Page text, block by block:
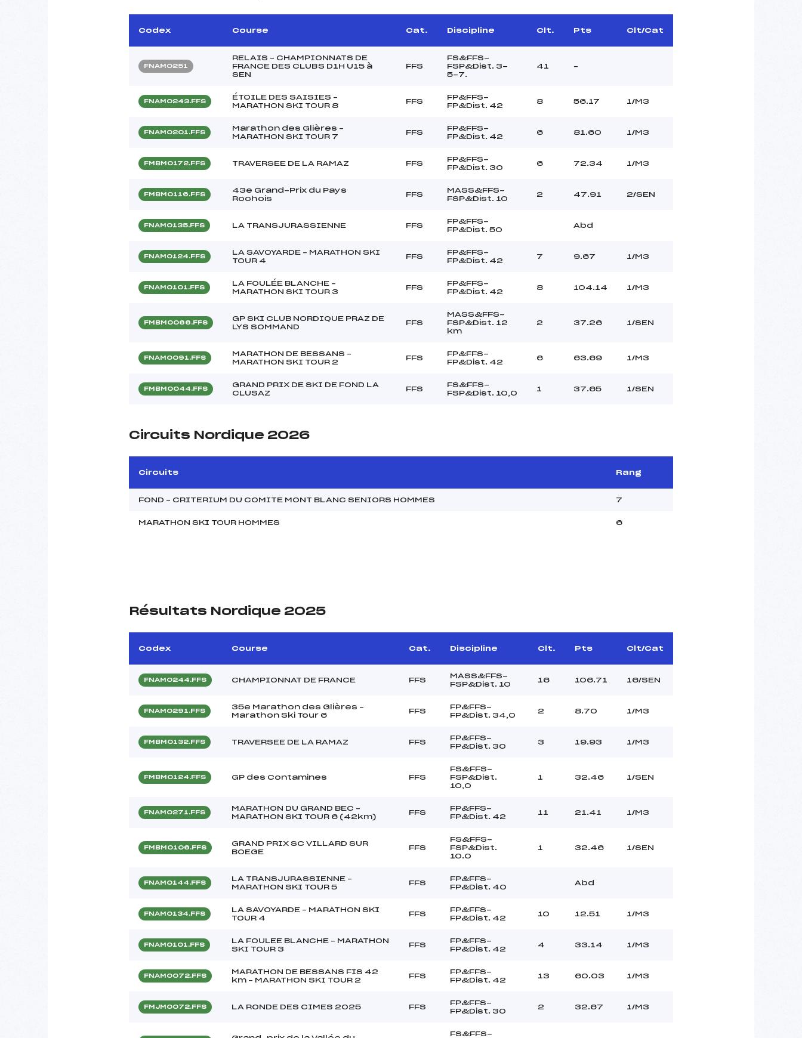
Codex Course Cat. Discipline Clt. Pts Clt/Cat
FNAM0251
RELAIS – CHAMPIONNATS DE
FRANCE DES CLUBS D1H U15 à
SEN
FFS
FS&FFS-
FSP&Dist. 3-
5-7.
41 –
FNAM0243.FFS
ÉTOILE DES SAISIES –
MARATHON SKI TOUR 8
FFS
FP&FFS-
FP&Dist. 42
8 56.17 1/M3
FNAM0201.FFS
Marathon des Glières –
MARATHON SKI TOUR 7
FFS
FP&FFS-
FP&Dist. 42
6 81.60 1/M3
FMBM0172.FFS TRAVERSEE DE LA RAMAZ FFS
FP&FFS-
FP&Dist. 30
6 72.34 1/M3
FMBM0116.FFS
43e Grand-Prix du Pays
Rochois
FFS
MASS&FFS-
FSP&Dist. 10
2 47.91 2/SEN
FNAM0135.FFS LA TRANSJURASSIENNE FFS
FP&FFS-
FP&Dist. 50
Abd
FNAM0124.FFS
LA SAVOYARDE – MARATHON SKI
TOUR 4
FFS
FP&FFS-
FP&Dist. 42
7 9.67 1/M3
FNAM0101.FFS
LA FOULÉE BLANCHE –
MARATHON SKI TOUR 3
FFS
FP&FFS-
FP&Dist. 42
8 104.14 1/M3
FMBM0066.FFS
GP SKI CLUB NORDIQUE PRAZ DE
LYS SOMMAND
FFS
MASS&FFS-
FSP&Dist. 12
km
2 37.26 1/SEN
FNAM0091.FFS
MARATHON DE BESSANS –
MARATHON SKI TOUR 2
FFS
FP&FFS-
FP&Dist. 42
6 63.69 1/M3
FMBM0044.FFS
GRAND PRIX DE SKI DE FOND LA
CLUSAZ
FFS
FS&FFS-
FSP&Dist. 10,0
1 37.65 1/SEN
Circuits Nordique 2026
Circuits Rang
FOND – CRITERIUM DU COMITE MONT BLANC SENIORS HOMMES 7
MARATHON SKI TOUR HOMMES 6
Résultats Nordique 2025
Codex Course Cat. Discipline Clt. Pts Clt/Cat
FNAM0244.FFS CHAMPIONNAT DE FRANCE FFS
MASS&FFS-
FSP&Dist. 10
16 106.71 16/SEN
FNAM0291.FFS
35e Marathon des Glières –
Marathon Ski Tour 6
FFS
FP&FFS-
FP&Dist. 34,0
2 8.70 1/M3
FMBM0132.FFS TRAVERSEE DE LA RAMAZ FFS
FP&FFS-
FP&Dist. 30
3 19.93 1/M3
FMBM0124.FFS GP des Contamines FFS
FS&FFS-
FSP&Dist.
10,0
1 32.46 1/SEN
FNAM0271.FFS
MARATHON DU GRAND BEC –
MARATHON SKI TOUR 6 (42km)
FFS
FP&FFS-
FP&Dist. 42
11 21.41 1/M3
FMBM0106.FFS
GRAND PRIX SC VILLARD SUR
BOEGE
FFS
FS&FFS-
FSP&Dist.
10.0
1 32.46 1/SEN
FNAM0144.FFS
LA TRANSJURASSIENNE –
MARATHON SKI TOUR 5
FFS
FP&FFS-
FP&Dist. 40
Abd
FNAM0134.FFS
LA SAVOYARDE – MARATHON SKI
TOUR 4
FFS
FP&FFS-
FP&Dist. 42
10 12.51 1/M3
FNAM0101.FFS
LA FOULEE BLANCHE – MARATHON
SKI TOUR 3
FFS
FP&FFS-
FP&Dist. 42
4 33.14 1/M3
FNAM0072.FFS
MARATHON DE BESSANS FIS 42
km – MARATHON SKI TOUR 2
FFS
FP&FFS-
FP&Dist. 42
13 60.03 1/M3
FMJM0072.FFS LA RONDE DES CIMES 2025 FFS
FP&FFS-
FP&Dist. 30
2 32.67 1/M3
FS&FFS-